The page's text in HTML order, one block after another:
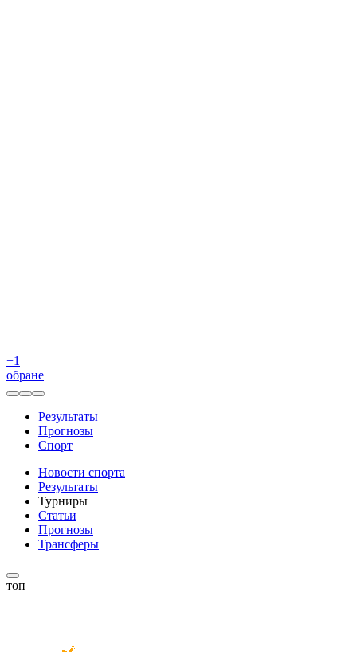
+1
обране
Результаты
Прогнозы
Спорт
Новости спорта
Результаты
Турниры
Статьи
Прогнозы
Трансферы
топ